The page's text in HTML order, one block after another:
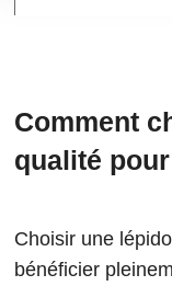
Comment
qualité
Choisir une
bénéficier